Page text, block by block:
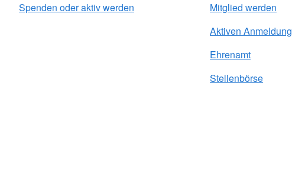
Spenden oder aktiv werden
Mitglied werden
Aktiven Anmeldung
Ehrenamt
Stellenbörse